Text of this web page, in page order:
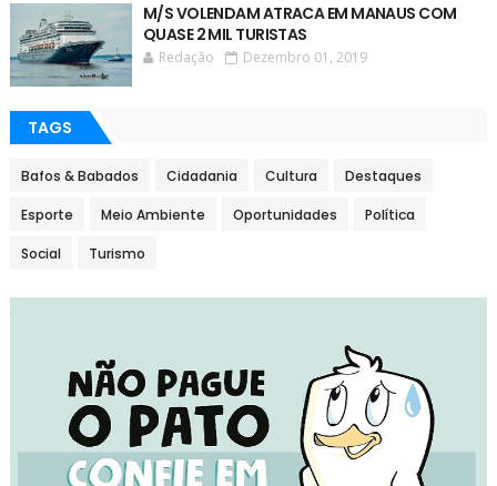
M/S VOLENDAM ATRACA EM MANAUS COM
QUASE 2 MIL TURISTAS
Redação Dezembro 01, 2019
TAGS
Bafos & Babados Cidadania Cultura Destaques
Esporte Meio Ambiente Oportunidades Política
Social Turismo